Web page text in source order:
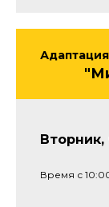
Вторник,
Время с